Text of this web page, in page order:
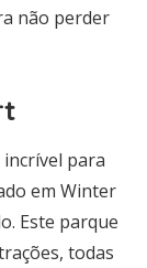
não perder
para
em Winter
Este parque
todas